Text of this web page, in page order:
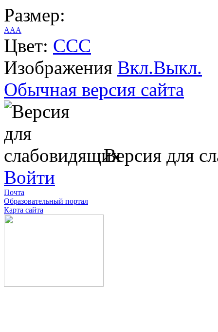
Размер:
AAA
Цвет: CCC
Изображения Вкл.Выкл.
Обычная версия сайта
Версия для
Войти
Почта
Образовательный портал
Карта сайта